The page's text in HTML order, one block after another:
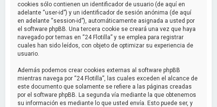
cookies sólo contienen un identificador de usuario (de aquí en
adelante “user-id”) y un identificador de sesión anónima (de aquí
en adelante “session-id”), automáticamente asignada a usted por
el software phpBB. Una tercera cookie se creará una vez que haya
navegado por temas en “24 Flotilla” y se emplea para registrar
cuales han sido leídos, con objeto de optimizar su experiencia de
usuario.
Además podemos crear cookies externas al software phpBB
mientras navega por “24 Flotilla”, las cuales exceden el alcance de
este documento que solamente se refiere a las páginas creadas
por el software phpBB. La segunda vía mediante la que obtenemos
su información es mediante lo que usted envía. Esto puede ser, y